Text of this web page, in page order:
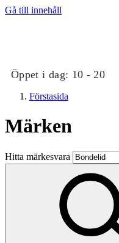
Gå till innehåll
Öppet i dag: 10 - 20
Butiker
Mat och dryck
Evenemang
Erbjudanden
Förstasida
Märken
Hitta märkesvara